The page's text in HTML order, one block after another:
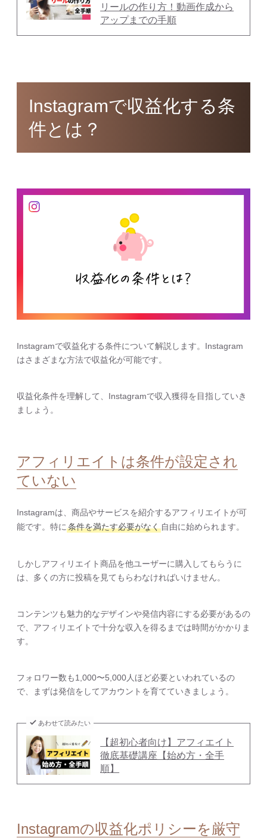
リールの作り方！動画作成から
アップまでの手順
Instagramで収益化する条
件とは？
Instagramで収益化する条件について解説します。Instagram
はさまざまな方法で収益化が可能です。
収益化条件を理解して、Instagramで収入獲得を目指していき
ましょう。
アフィリエイトは条件が設定され
ていない
Instagramは、商品やサービスを紹介するアフィリエイトが可
能です。特に条件を満たす必要がなく 自由に始められます。
しかしアフィリエイト商品を他ユーザーに購入してもらうに
は、多くの方に投稿を見てもらわなければいけません。
コンテンツも魅力的なデザインや発信内容にする必要があるの
で、アフィリエイトで十分な収入を得るまでは時間がかかりま
す。
フォロワー数も1,000〜5,000人ほど必要といわれているの
で、まずは発信をしてアカウントを育てていきましょう。
あわせて読みたい
【超初心者向け】アフィエイト
徹底基礎講座【始め方・全手
順】
Instagramの収益化ポリシーを厳守